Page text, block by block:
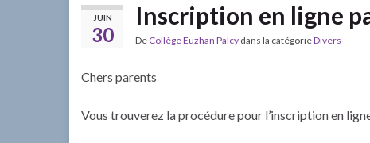
JUIN
30
Inscription en ligne
De Collège Euzhan Palcy dans la catégorieDivers
Chers parents
Vous trouverez la procédure pour l’inscription en